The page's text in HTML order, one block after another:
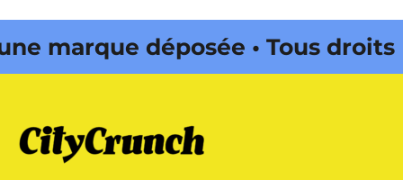
déposée • Tous droits
déposée • Tous droits